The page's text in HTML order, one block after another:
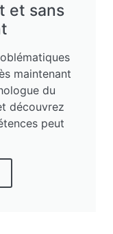
et sans
maintenant
du
découvrez
peut